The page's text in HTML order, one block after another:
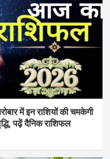
में इन राशियों की चमकेगी
पढ़ें दैनिक राशिफल